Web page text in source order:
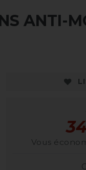
ANTI-
Vous